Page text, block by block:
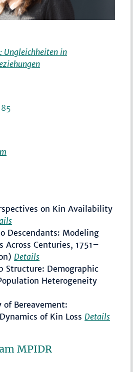
Ungleichheiten in
on Kin Availability
Descendants: Modeling
Across Centuries, 1751–
Details
Structure: Demographic
Heterogeneity
of Bereavement:
of Kin Loss Details
MPIDR